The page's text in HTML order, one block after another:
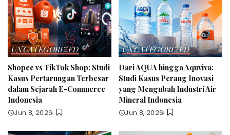
UNCATEGORIZED
Shopee vs TikTok Shop: Studi
Kasus Pertarungan Terbesar
dalam Sejarah E-Commerce
Indonesia
Jun 8, 2026
UNCATEGORIZED
Dari AQUA hingga Aquviva:
Studi Kasus Perang Inovasi
yang Mengubah Industri Air
Mineral Indonesia
Jun 8, 2026